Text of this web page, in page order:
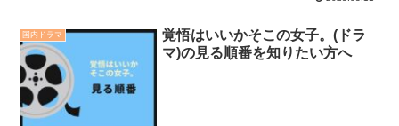
国内ドラマ
覚悟はいいかそこの女子。(ドラ
マ)の見る順番を知りたい方へ